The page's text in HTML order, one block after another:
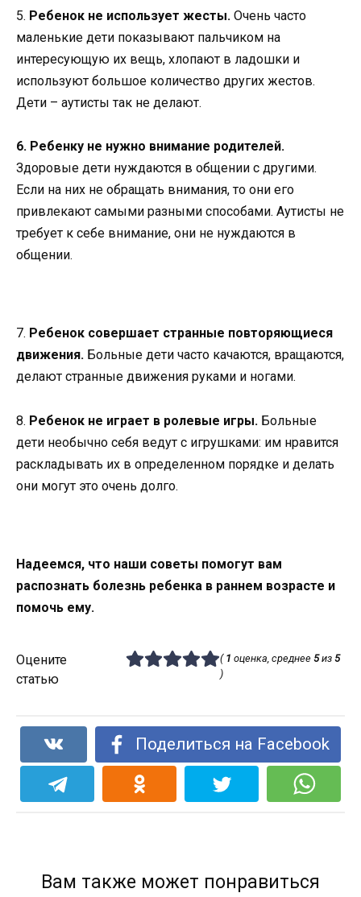
5. Ребенок не использует жесты. Очень часто
маленькие дети показывают пальчиком на
интересующую их вещь, хлопают в ладошки и
используют большое количество других жестов.
Дети – аутисты так не делают.
6. Ребенку не нужно внимание родителей.
Здоровые дети нуждаются в общении с другими.
Если на них не обращать внимания, то они его
привлекают самыми разными способами. Аутисты не
требует к себе внимание, они не нуждаются в
общении.
7. Ребенок совершает странные повторяющиеся
движения. Больные дети часто качаются, вращаются,
делают странные движения руками и ногами.
8. Ребенок не играет в ролевые игры. Больные
дети необычно себя ведут с игрушками: им нравится
раскладывать их в определенном порядке и делать
они могут это очень долго.
Надеемся, что наши советы помогут вам
распознать болезнь ребенка в раннем возрасте и
помочь ему.
Оцените
статью
( 1 оценка, среднее 5из 5
)
Поделиться на Facebook
Вам также может понравиться